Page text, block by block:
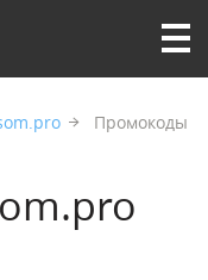
Промокоды